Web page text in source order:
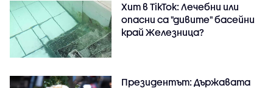
Хит в TikTok: Лечебни или
опасни са "дивите" басейни
край Железница?
Президентът: Държавата